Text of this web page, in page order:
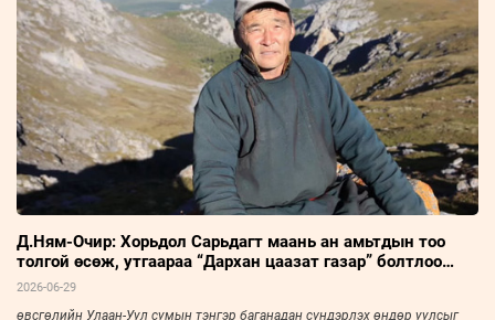
хүч дүүрэн амьдарсан эрхэм хүний ярианаас улс, орны нийгэм, эдийн
засаг, улс төрийн амьдралын нэгэн үе ихэд тодхон харагдана.
Д.Ням-Очир: Хорьдол Сарьдагт маань ан амьтдын тоо
толгой өсөж, утгаараа “Дархан цаазат газар” болтлоо
хөгжсөнд сэтгэл бахдаж явдаг
2026-06-29
өвсгөлийн Улаан-Уул сумын тэнгэр баганадан сүндэрлэх өндөр уулсыг